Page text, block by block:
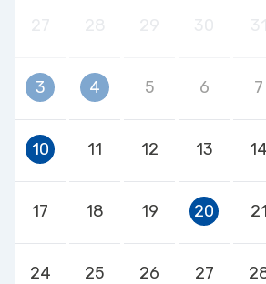
3 4 5 6 7
10 11 12 13 14
17 18 19 20 21
24 25 26 27